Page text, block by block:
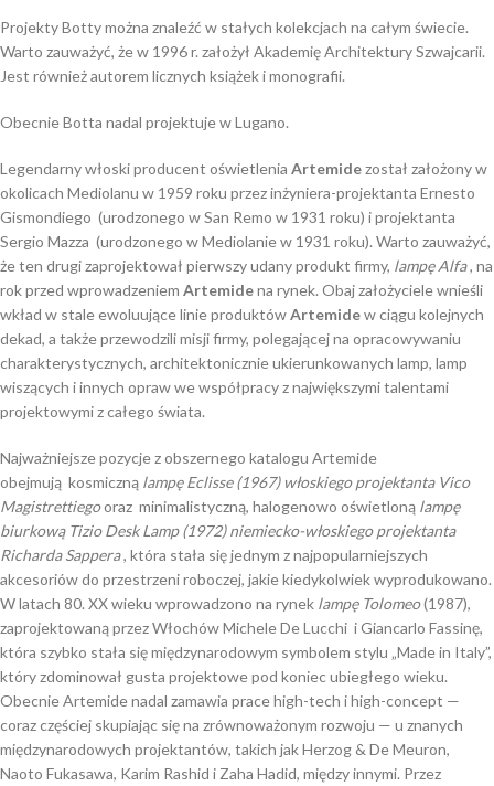
Projekty Botty można znaleźć w stałych kolekcjach na całym świecie.
Warto zauważyć, że w 1996 r. założył Akademię Architektury Szwajcarii.
Jest również autorem licznych książek i monografii.
Obecnie Botta nadal projektuje w Lugano.
Legendarny włoski producent oświetlenia Artemidezostał założony w
okolicach Mediolanu w 1959 roku przez inżyniera-projektanta Ernesto
Gismondiego (urodzonego w San Remo w 1931 roku) i projektanta
Sergio Mazza (urodzonego w Mediolanie w 1931 roku). Warto zauważyć,
że ten drugi zaprojektował pierwszy udany produkt firmy, lampęAlfa, na
rok przed wprowadzeniem Artemidena rynek. Obaj założyciele wnieśli
wkład w stale ewoluujące linie produktówArtemidew ciągu kolejnych
dekad, a także przewodzili misji firmy, polegającej na opracowywaniu
charakterystycznych, architektonicznie ukierunkowanych lamp, lamp
wiszących i innych opraw we współpracy z największymi talentami
projektowymi z całego świata.
Najważniejsze pozycje z obszernego katalogu Artemide
obejmują kosmiczną lampęEclisse (1967) włoskiego projektanta Vico
Magistrettiegooraz minimalistyczną, halogenowo oświetloną lampę
biurkową Tizio Desk Lamp (1972) niemiecko-włoskiego projektanta
Richarda Sappera, która stała się jednym z najpopularniejszych
akcesoriów do przestrzeni roboczej, jakie kiedykolwiek wyprodukowano.
W latach 80. XX wieku wprowadzono na rynek lampę Tolomeo(1987),
zaprojektowaną przez Włochów Michele De Lucchi i Giancarlo Fassinę,
która szybko stała się międzynarodowym symbolem stylu „Made in Italy”,
który zdominował gusta projektowe pod koniec ubiegłego wieku.
Obecnie Artemide nadal zamawia prace high-tech i high-concept —
coraz częściej skupiając się na zrównoważonym rozwoju — u znanych
międzynarodowych projektantów, takich jak Herzog & De Meuron,
Naoto Fukasawa, Karim Rashid i Zaha Hadid, między innymi. Przez